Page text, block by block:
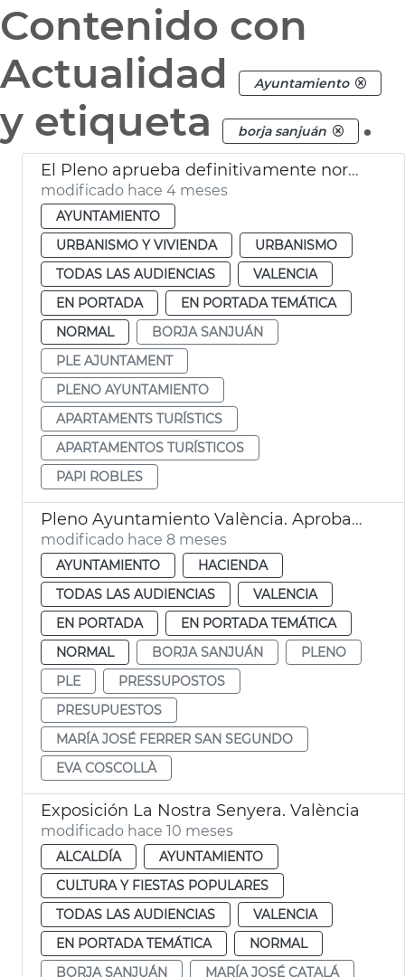
Contenido con
Actualidad
Ayuntamiento
y etiqueta borja sanjuán .
El Pleno aprueba definitivamente normativa apartamentos turísticos València
modificado hace 4 meses
AYUNTAMIENTO
URBANISMO Y VIVIENDA
URBANISMO
TODAS LAS AUDIENCIAS
VALENCIA
EN PORTADA
EN PORTADA TEMÁTICA
NORMAL
BORJA SANJUÁN
PLE AJUNTAMENT
PLENO AYUNTAMIENTO
APARTAMENTS TURÍSTICS
APARTAMENTOS TURÍSTICOS
PAPI ROBLES
Pleno Ayuntamiento València. Aprobación provisional presupuestos
modificado hace 8 meses
AYUNTAMIENTO
HACIENDA
TODAS LAS AUDIENCIAS
VALENCIA
EN PORTADA
EN PORTADA TEMÁTICA
NORMAL
BORJA SANJUÁN
PLENO
PLE
PRESSUPOSTOS
PRESUPUESTOS
MARÍA JOSÉ FERRER SAN SEGUNDO
EVA COSCOLLÀ
Exposición La Nostra Senyera. València
modificado hace 10 meses
ALCALDÍA
AYUNTAMIENTO
CULTURA Y FIESTAS POPULARES
TODAS LAS AUDIENCIAS
VALENCIA
EN PORTADA TEMÁTICA
NORMAL
BORJA SANJUÁN
MARÍA JOSÉ CATALÁ